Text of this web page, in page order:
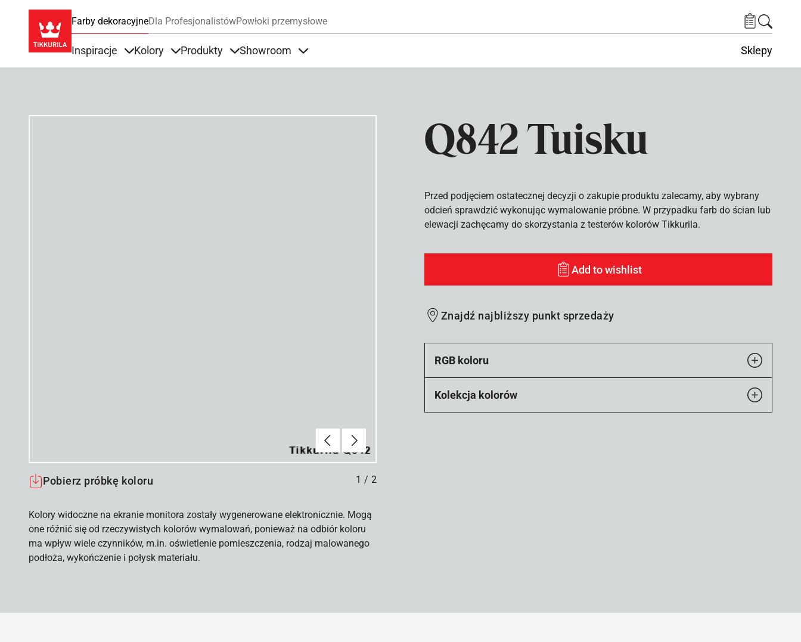
Farby dekoracyjneDla ProfesjonalistówPowłoki przemysłowe
Inspiracje Kolory Produkty Showroom Sklepy
Q842 Tuisku
Poprzednie
Dalej
Pobierz próbkę koloru 1 / 2
Kolory widoczne na ekranie monitora zostały wygenerowane elektronicznie. Mogą
one różnić się od rzeczywistych kolorów wymalowań, ponieważ na odbiór koloru
ma wpływ wiele czynników, m.in. oświetlenie pomieszczenia, rodzaj malowanego
podłoża, wykończenie i połysk materiału.
Przed podjęciem ostatecznej decyzji o zakupie produktu zalecamy, aby wybrany
odcień sprawdzić wykonując wymalowanie próbne. W przypadku farb do ścian lub
elewacji zachęcamy do skorzystania z testerów kolorów Tikkurila.
Add to wishlist
Znajdź najbliższy punkt sprzedaży
RGB koloru
Kolekcja kolorów